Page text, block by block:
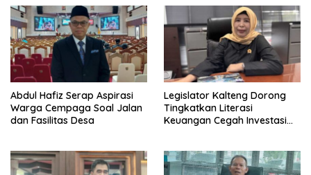
Abdul Hafiz Serap Aspirasi
Warga Cempaga Soal Jalan
dan Fasilitas Desa
Legislator Kalteng Dorong
Tingkatkan Literasi
Keuangan Cegah Investasi